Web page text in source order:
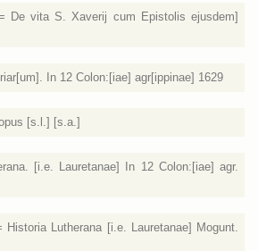
De vita S. Xaverij cum Epistolis ejusdem]
In 12 Colon:[iae] agr[ippinae] 1629
[s.l.] [s.a.]
[i.e. Lauretanae] In 12 Colon:[iae] agr.
Historia Lutherana [i.e. Lauretanae] Mogunt.